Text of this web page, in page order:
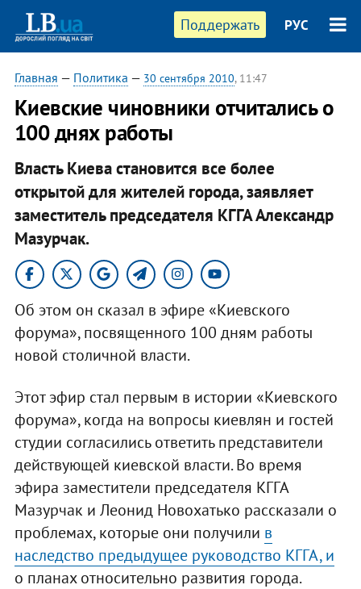
Поддержать РУС
Главная — Политика — 30 сентября 2010, 11:47
Киевские чиновники отчитались о
100 днях работы
Власть Киева становится все более
открытой для жителей города, заявляет
заместитель председателя КГГА Александр
Мазурчак.
Об этом он сказал в эфире «Киевского
форума», посвященного 100 дням работы
новой столичной власти.
Этот эфир стал первым в истории «Киевского
форума», когда на вопросы киевлян и гостей
студии согласились ответить представители
действующей киевской власти. Во время
эфира заместители председателя КГГА
Мазурчак и Леонид Новохатько рассказали о
проблемах, которые они получили в
наследство предыдущее руководство КГГА, и
о планах относительно развития города.